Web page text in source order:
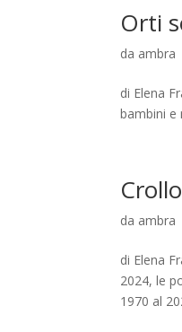
Orti
da ambra
di Elena
bambini e
da ambra
di Elena
2024, le
1970 al